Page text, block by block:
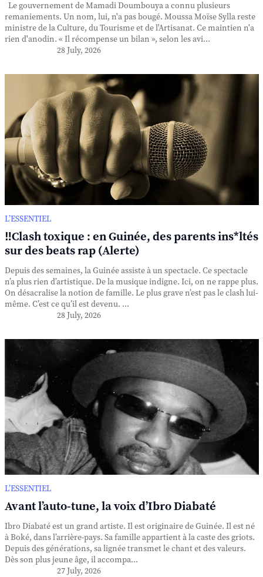
Le gouvernement de Mamadi Doumbouya a connu plusieurs
remaniements. Un nom, lui, n'a pas bougé. Moussa Moïse Sylla reste
ministre de la Culture, du Tourisme et de l'Artisanat. Ce maintien n'a
rien d'anodin. « Il récompense un bilan », selon les avi...
28 July, 2026
L’ESSENTIEL
‼️Clash toxique : en Guinée, des parents ins*ltés
sur des beats rap (Alerte)
Depuis des semaines, la Guinée assiste à un spectacle. Ce spectacle
n’a plus rien d’artistique. De la musique indigne. Ici, on ne rappe plus.
On désacralise la notion de famille. Le plus grave n’est pas le clash lui-
même. C’est ce qu’il est devenu. ...
28 July, 2026
L’ESSENTIEL
Avant l’auto-tune, la voix d’Ibro Diabaté
Ibro Diabaté est un grand artiste. Il est originaire de Guinée. Il est né
à Boké, dans l’arrière-pays. Sa famille appartient à la caste des griots.
Depuis des générations, sa lignée transmet le chant et des valeurs.
Dès son plus jeune âge, il accompa...
27 July, 2026